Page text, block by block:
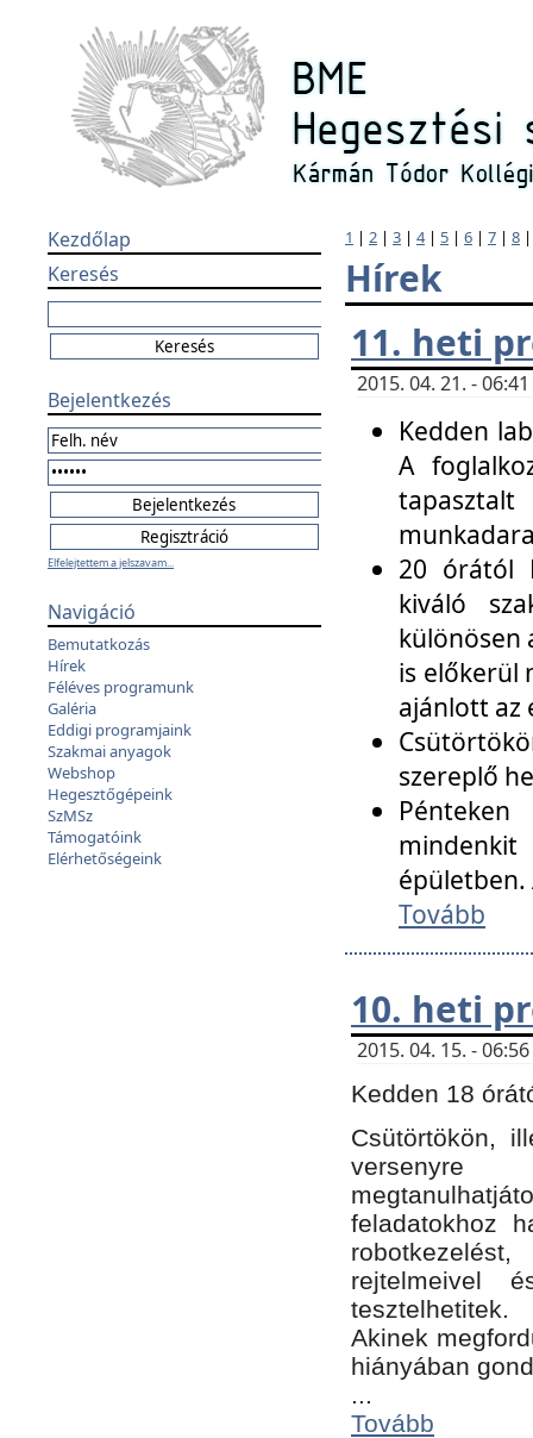
Kezdőlap
Keresés
Bejelentkezés
Elfelejtettem a jelszavam...
Navigáció
Bemutatkozás
Hírek
Féléves programunk
Galéria
Eddigi programjaink
Szakmai anyagok
Webshop
Hegesztőgépeink
SzMSz
Támogatóink
Elérhetőségeink
1 | 2 | 3 | 4| 5 | 6 | 7 | 8
Hírek
11. heti
2015. 04. 21. -
Kedden
A
20 órától
kiváló
különösen
is előkerül
ajánlott az
szereplő
épületben.
Tovább
10. heti
2015. 04. 15. -
Kedden 18
Csütörtökön,
versenyre
feladatokhoz
rejtelmeivel
tesztelhetitek.
Akinek
hiányában
...
Tovább